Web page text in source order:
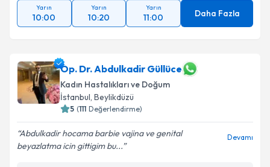
Yarın
10:00
Yarın
10:20
Yarın
11:00 Daha Fazla
Op. Dr. Abdulkadir Güllüce
Kadın Hastalıkları ve Doğum
İstanbul, Beylikdüzü
5 (111 Değerlendirme)
Abdulkadir hocama barbie vajina ve genital
beyazlatma icin gittigim bu...
Devamı